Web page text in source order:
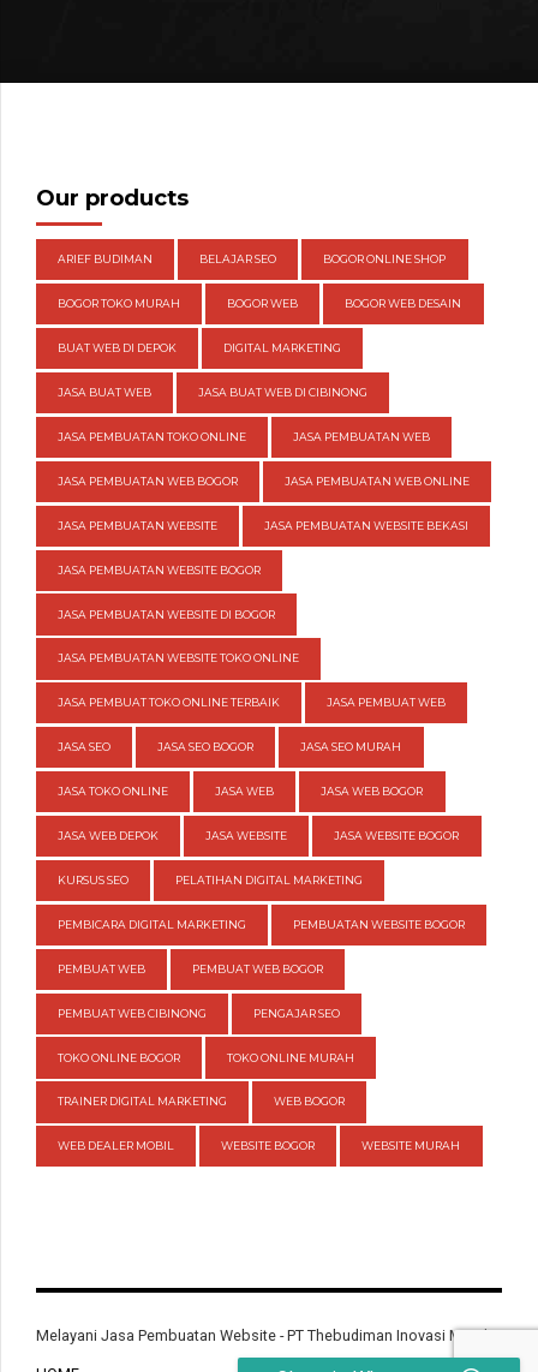
Our products
ARIEF BUDIMAN BELAJAR SEO BOGOR ONLINE SHOP
BOGOR TOKO MURAH BOGOR WEB BOGOR WEB DESAIN
BUAT WEB DI DEPOK DIGITAL MARKETING
JASA BUAT WEB JASA BUAT WEB DI CIBINONG
JASA PEMBUATAN TOKO ONLINE JASA PEMBUATAN WEB
JASA PEMBUATAN WEB BOGOR JASA PEMBUATAN WEB ONLINE
JASA PEMBUATAN WEBSITE JASA PEMBUATAN WEBSITE BEKASI
JASA PEMBUATAN WEBSITE BOGOR
JASA PEMBUATAN WEBSITE DI BOGOR
JASA PEMBUATAN WEBSITE TOKO ONLINE
JASA PEMBUAT TOKO ONLINE TERBAIK JASA PEMBUAT WEB
JASA SEO JASA SEO BOGOR JASA SEO MURAH
JASA TOKO ONLINE JASA WEB JASA WEB BOGOR
JASA WEB DEPOK JASA WEBSITE JASA WEBSITE BOGOR
KURSUS SEO PELATIHAN DIGITAL MARKETING
PEMBICARA DIGITAL MARKETING PEMBUATAN WEBSITE BOGOR
PEMBUAT WEB PEMBUAT WEB BOGOR
PEMBUAT WEB CIBINONG PENGAJAR SEO
TOKO ONLINE BOGOR TOKO ONLINE MURAH
TRAINER DIGITAL MARKETING WEB BOGOR
WEB DEALER MOBIL WEBSITE BOGOR WEBSITE MURAH
Melayani Jasa Pembuatan Website - PT Thebudiman Inovasi Mandiri